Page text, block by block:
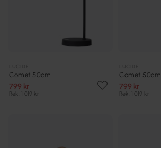
Comet 50cm
799 kr
Rek. 1 019 kr
Comet 50cm
799 kr
Rek. 1 019 kr